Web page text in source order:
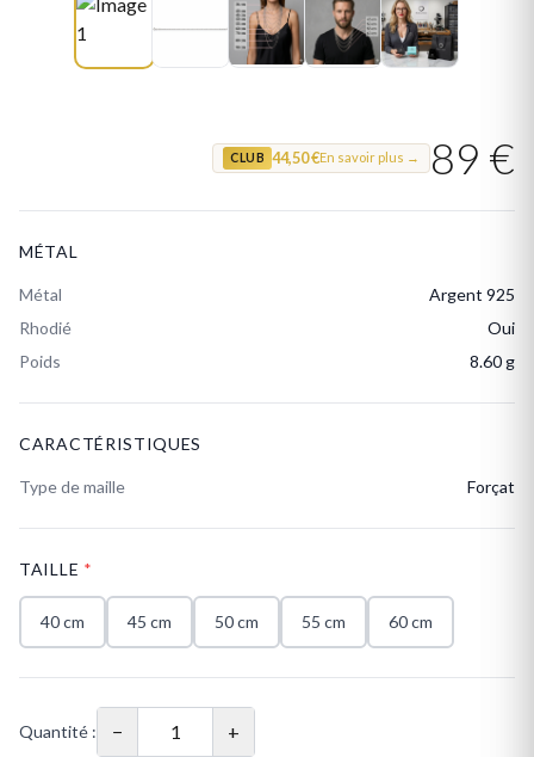
CLUB 44,50 €En savoir plus → 89 €
MÉTAL
Métal
Argent 925
Rhodié
Oui
Poids
8.60 g
CARACTÉRISTIQUES
Type de maille Forçat
TAILLE *
40 cm 45 cm 50 cm 55 cm 60 cm
Quantité : − +